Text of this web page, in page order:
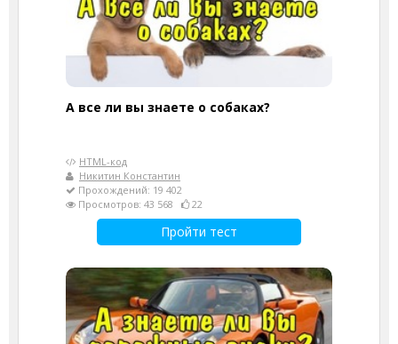
А все ли вы знаете о собаках?
HTML-код
Никитин Константин
Прохождений: 19 402
Просмотров: 43 568
22
Пройти тест